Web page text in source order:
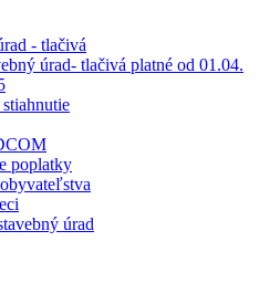
- tlačivá
úrad- tlačivá platné od 01.04.
poplatky
úrad